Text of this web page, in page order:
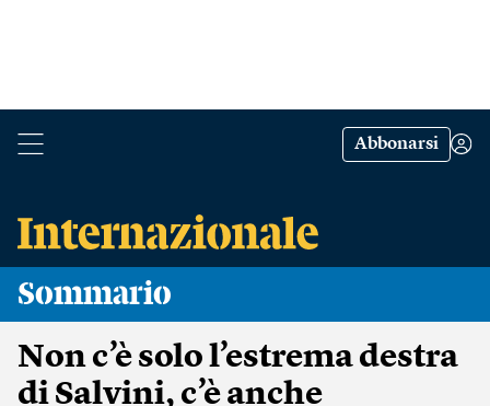
Abbonarsi
Sommario
Non c’è solo l’estrema destra
di Salvini, c’è anche